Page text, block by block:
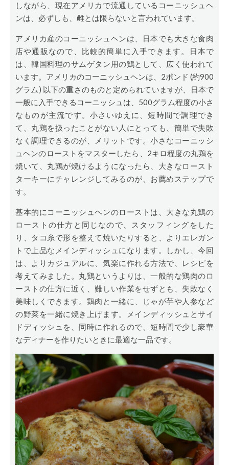
しながら、現在アメリカで流通しているコーニッシュヘ
ンは、必ずしも、雌とは限らないと言われています。
アメリカ産のコーニッシュヘンは、日本でも大きな食肉
店や通販なので、比較的簡単に入手できます。日本で
は、韓国料理のサムゲタン用の鶏として、広く使われて
います。アメリカのコーニッシュヘンは、2ポンド (約900
グラム) 以下の重さのものと定められていますが、日本で
一般に入手できるコーニッシュは、500グラム程度の小さ
なものが主流です。小さいゆえに、短時間で調理でき
て、丸鶏を扱ったことがない人にとっても、簡単で失敗
なく調理できるのが、メリットです。小さなコーニッシ
ュヘンのローストをマスターしたら、2キロ程度の丸鶏を
焼いて、丸鶏が焼けるようになったら、大きなロースト
ターキーにチャレンジしてみるのが、お薦めステップで
す。
基本的にコーニッシュヘンのローストは、大きな丸鶏の
ローストの仕方と同じなので、スタッフィングをした
り、タコ糸で形を整えて焼いたりすると、よりエレガン
トで上品なメインディッシュになります。しかし、今回
は、よりカジュアルに、気楽に作れる方法で、レシピを
考えてみました。丸鶏というよりは、一般的な鶏肉のロ
ーストの仕方に近く、難しい作業をせずとも、失敗なく
美味しくできます。鶏肉と一緒に、じゃが芋や人参など
の野菜を一緒に焼き上げます。メインディッシュとサイ
ドディッシュを、同時に作れるので、短時間で少し豪華
なディナーを作りたいときに最適な一品です。